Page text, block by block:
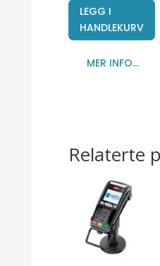
LEGG I
HANDLEKURV
MER INFO...
Relaterte